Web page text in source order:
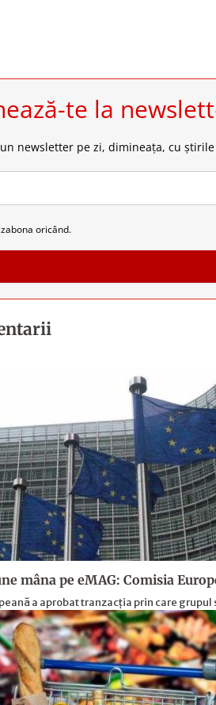
te la
newsletter pe zi, dimineața, cu
oricând.
mâna pe eMAG: Comisia
a aprobat tranzacția prin care